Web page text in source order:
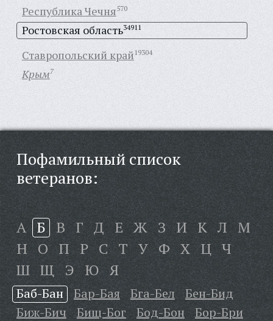
Республика Чечня570
Ростовская область34911
Ставропольский край19304
Крым7
Пофамильный список
ветеранов:
А Б В Г Д Е Ж З И К Л М
Н О П Р С Т У Ф Х Ц Ч
Ш Щ Э Ю Я
Баб-Бан Бар-Бая Бга-Бел
Бен-Бид
Биж-Бич
Бищ-Бог Бод-Бон
Бор-Бри